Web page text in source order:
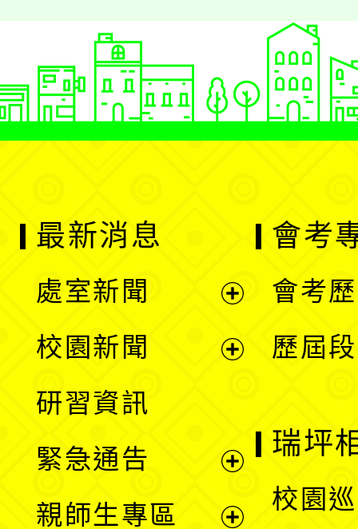
最新消息
處室新聞
單
校園新聞
選
單
研習資訊
緊急通告
親師生專區
會考
會考
歷屆
瑞坪
校園